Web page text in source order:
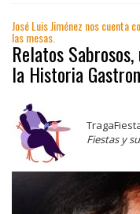
José Luis Jiménez nos cuenta
las mesas.
Relatos
la Historia
Fiestas y